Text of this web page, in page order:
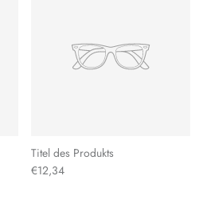
Titel des Produkts
€12,34